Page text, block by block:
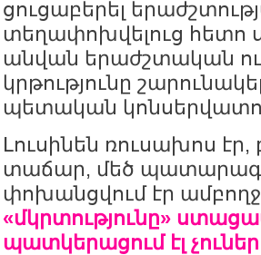
ցուցաբերել
տեղափոխվելուց հետո
անվան երաժշտական
կրթությունը
պետական
Լուսինեն ռուսախոս էր,
տաճար, մեծ
փոխանցվում էր
«մկրտությունը»
պատկերացում էլ